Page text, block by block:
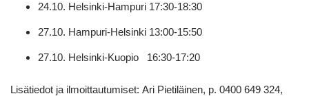
24.10. Helsinki-Hampuri 17:30-18:30
27.10. Hampuri-Helsinki 13:00-15:50
27.10. Helsinki-Kuopio 16:30-17:20
Lisätiedot ja ilmoittautumiset: Ari Pietiläinen, p. 0400 649 324,